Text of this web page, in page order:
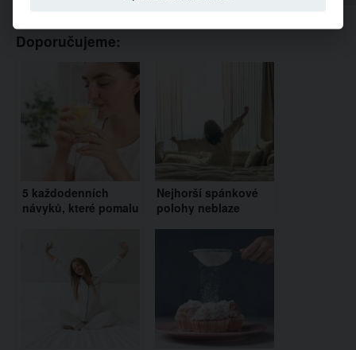
Doporučujeme:
5 každodenních
návyků, které pomalu
Nejhorší spánkové
polohy neblaze
Vyhněte se poloze
plodu či volného